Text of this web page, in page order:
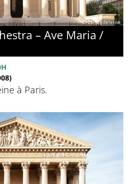
© La Madeleine
– Ave Maria /
à Paris.